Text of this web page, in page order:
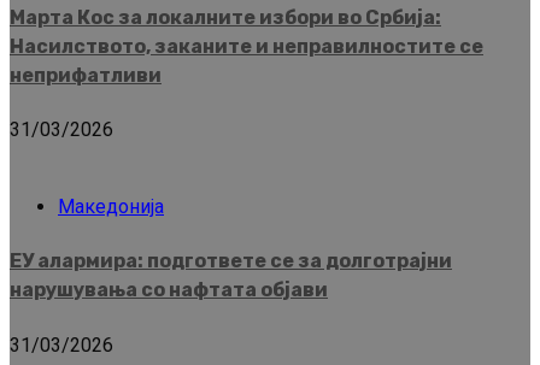
Марта Кос за локалните избори во Србија:
Насилството, заканите и неправилностите се
неприфатливи
31/03/2026
Македонија
ЕУ алармира: подгответе се за долготрајни
нарушувања со нафтата објави
31/03/2026